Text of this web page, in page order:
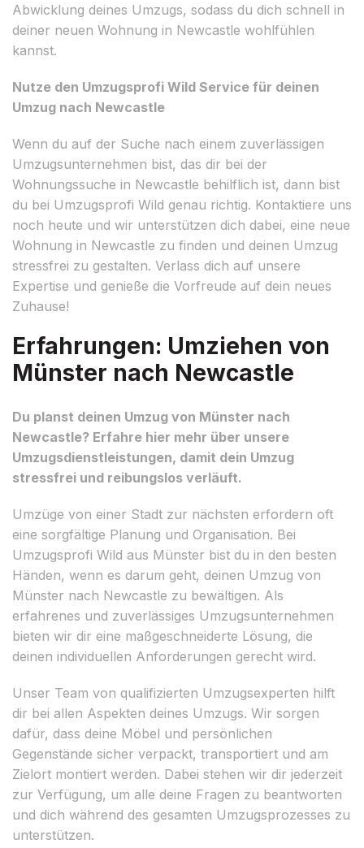
Abwicklung deines Umzugs, sodass du dich schnell in
deiner neuen Wohnung in Newcastle wohlfühlen
kannst.
Nutze den Umzugsprofi Wild Service für deinen
Umzug nach Newcastle
Wenn du auf der Suche nach einem zuverlässigen
Umzugsunternehmen bist, das dir bei der
Wohnungssuche in Newcastle behilflich ist, dann bist
du bei Umzugsprofi Wild genau richtig. Kontaktiere uns
noch heute und wir unterstützen dich dabei, eine neue
Wohnung in Newcastle zu finden und deinen Umzug
stressfrei zu gestalten. Verlass dich auf unsere
Expertise und genieße die Vorfreude auf dein neues
Zuhause!
Erfahrungen: Umziehen von
Münster nach Newcastle
Du planst deinen Umzug von Münster nach
Newcastle? Erfahre hier mehr über unsere
Umzugsdienstleistungen, damit dein Umzug
stressfrei und reibungslos verläuft.
Umzüge von einer Stadt zur nächsten erfordern oft
eine sorgfältige Planung und Organisation. Bei
Umzugsprofi Wild aus Münster bist du in den besten
Händen, wenn es darum geht, deinen Umzug von
Münster nach Newcastle zu bewältigen. Als
erfahrenes und zuverlässiges Umzugsunternehmen
bieten wir dir eine maßgeschneiderte Lösung, die
deinen individuellen Anforderungen gerecht wird.
Unser Team von qualifizierten Umzugsexperten hilft
dir bei allen Aspekten deines Umzugs. Wir sorgen
dafür, dass deine Möbel und persönlichen
Gegenstände sicher verpackt, transportiert und am
Zielort montiert werden. Dabei stehen wir dir jederzeit
zur Verfügung, um alle deine Fragen zu beantworten
und dich während des gesamten Umzugsprozesses zu
unterstützen.